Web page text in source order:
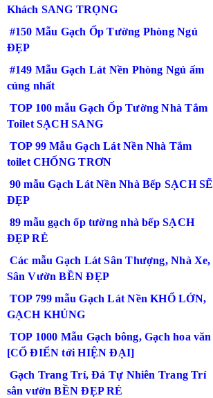
Khách SANG TRỌNG
#150 Mẫu Gạch Ốp Tường Phòng Ngủ
ĐẸP
#149 Mẫu Gạch Lát Nền Phòng Ngủ ấm
cúng nhất
TOP 100 mẫu Gạch Ốp Tường Nhà Tắm
Toilet SẠCH SANG
TOP 99 Mẫu Gạch Lát Nền Nhà Tắm
toilet CHỐNG TRƠN
90 mẫu Gạch Lát Nền Nhà Bếp SẠCH SẼ
ĐẸP
89 mẫu gạch ốp tường nhà bếp SẠCH
ĐẸP RẺ
Các mẫu Gạch Lát Sân Thượng, Nhà Xe,
Sân Vườn BỀN ĐẸP
TOP 799 mẫu Gạch Lát Nền KHỔ LỚN,
GẠCH KHỦNG
TOP 1000 Mẫu Gạch bông, Gạch hoa văn
[CỔ ĐIỂN tới HIỆN ĐẠI]
Gạch Trang Trí, Đá Tự Nhiên Trang Trí
sân vườn BỀN ĐẸP RẺ